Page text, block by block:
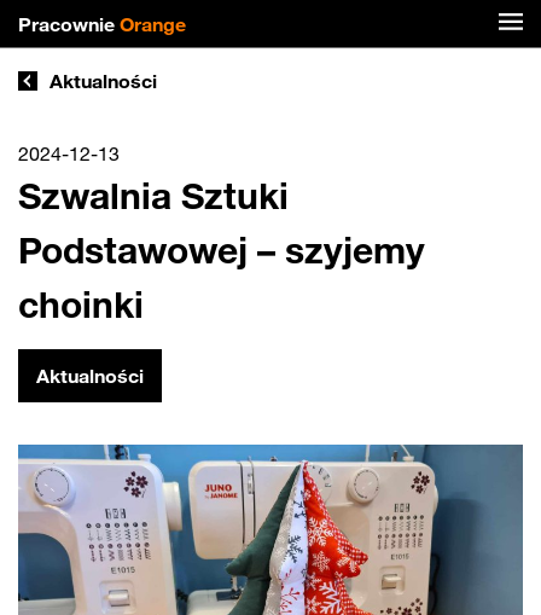
Pracownie Orange
Aktualności
2024-12-13
Szwalnia Sztuki
Podstawowej – szyjemy
choinki
Aktualności